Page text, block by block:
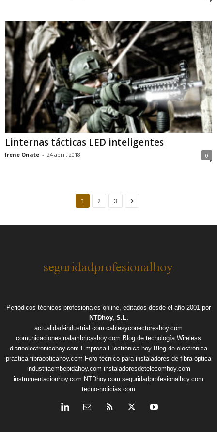
Linternas tácticas LED inteligentes
Irene Onate - 24 abril, 2018 0
1 2 3
Periódicos técnicos profesionales online, editados desde el año 2001 por
NTDhoy, S.L.
actualidad-industrial.com cablesyconectoreshoy.com
comunicacionesinalambricashoy.com Blog de tecnología Wireless
diarioelectronicohoy.com Empresa Electrónica hoy Blog de electrónica
práctica fibraopticahoy.com Foro técnico para instaladores de fibra óptica
industriaembebidahoy.com instaladoresdetelecomhoy.com
instrumentacionhoy.com NTDhoy.com seguridadprofesionalhoy.com
tecno-noticias.com